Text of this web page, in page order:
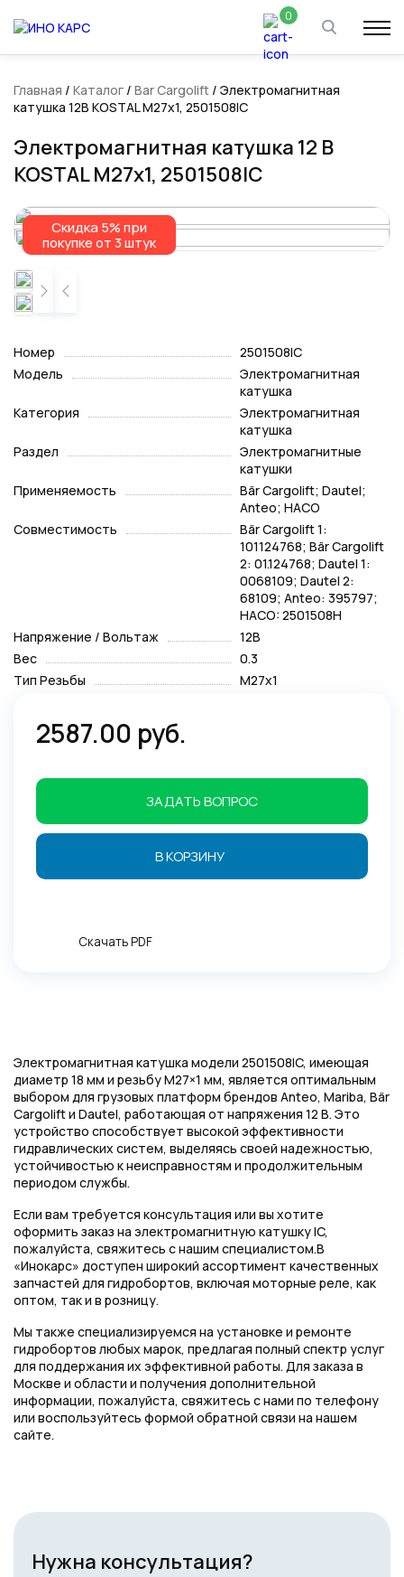
0
Главная / Каталог / Bar Cargolift / Электромагнитная
катушка 12В KOSTAL M27х1, 2501508IC
Электромагнитная катушка 12 В
KOSTAL M27х1, 2501508IC
Скидка 5% при
покупке от 3 штук
Скидка 5% при
покупке от 3 штук
Номер
2501508IC
Модель
Электромагнитная
катушка
Категория
Электромагнитная
катушка
Раздел
Электромагнитные
катушки
Применяемость
Bär Cargolift; Dautel;
Anteo; HACO
Совместимость
Bär Cargolift 1:
101124768; Bär Cargolift
2: 01.124768; Dautel 1:
0068109; Dautel 2:
68109; Anteo: 395797;
HACO: 2501508H
Напряжение / Вольтаж
12В
Вес
0.3
Тип Резьбы
М27х1
2587.00 руб.
ЗАДАТЬ ВОПРОС
В КОРЗИНУ
Скачать PDF
Электромагнитная катушка модели 2501508IC, имеющая
диаметр 18 мм и резьбу М27×1 мм, является оптимальным
выбором для грузовых платформ брендов Anteo, Mariba, Bär
Cargolift и Dautel, работающая от напряжения 12 В. Это
устройство способствует высокой эффективности
гидравлических систем, выделяясь своей надежностью,
устойчивостью к неисправностям и продолжительным
периодом службы.
Если вам требуется консультация или вы хотите
оформить заказ на электромагнитную катушку IC,
пожалуйста, свяжитесь с нашим специалистом.В
«Инокарс» доступен широкий ассортимент качественных
запчастей для гидробортов, включая моторные реле, как
оптом, так и в розницу.
Мы также специализируемся на установке и ремонте
гидробортов любых марок, предлагая полный спектр услуг
для поддержания их эффективной работы. Для заказа в
Москве и области и получения дополнительной
информации, пожалуйста, свяжитесь с нами по телефону
или воспользуйтесь формой обратной связи на нашем
сайте.
Нужна консультация?